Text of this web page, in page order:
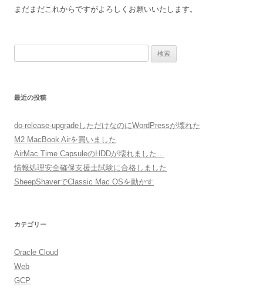
シ
まだまだこれからですがよろしくお願いいたします。
索:
最近の投稿
do-release-upgradeしただけなのにWordPressが壊れた
M2 MacBook Airを買いました
AirMac Time CapsuleのHDDが壊れました…
情報処理安全確保支援士試験に合格しました
SheepShaverでClassic Mac OSを動かす
カテゴリー
Oracle Cloud
Web
GCP